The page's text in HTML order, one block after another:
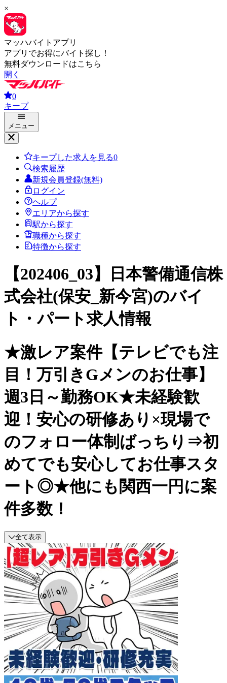
×
マッハバイトアプリ
アプリでお得にバイト探し！
無料ダウンロードはこちら
開く
0
キープ
メニュー
キープした求人を見る0
検索履歴
新規会員登録(無料)
ログイン
ヘルプ
エリアから探す
駅から探す
職種から探す
特徴から探す
【202406_03】日本警備通信株
式会社(保安_新今宮)のバイ
ト・パート求人情報
★激レア案件【テレビでも注
目！万引きGメンのお仕事】
週3日～勤務OK★未経験歓
迎！安心の研修あり×現場で
のフォロー体制ばっちり⇒初
めてでも安心してお仕事スタ
ート◎★他にも関西一円に案
件多数！
全て表示